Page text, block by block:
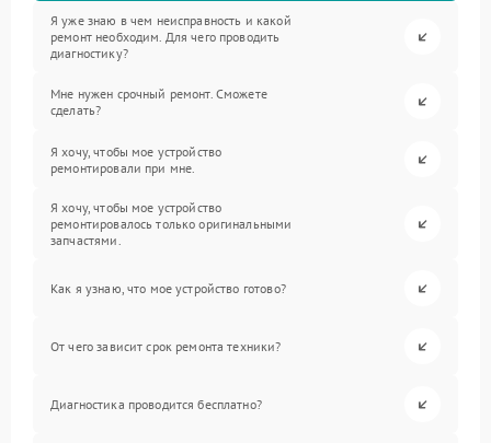
Я уже знаю в чем неисправность и какой
ремонт необходим. Для чего проводить
диагностику?
Мне нужен срочный ремонт. Сможете
сделать?
Я хочу, чтобы мое устройство
ремонтировали при мне.
Я хочу, чтобы мое устройство
ремонтировалось только оригинальными
запчастями.
Как я узнаю, что мое устройство готово?
От чего зависит срок ремонта техники?
Диагностика проводится бесплатно?